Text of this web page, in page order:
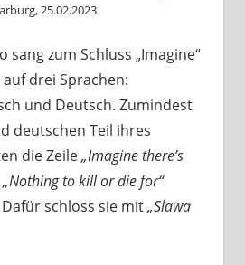
25.02.2023
sang zum Schluss „Imagine“
drei Sprachen:
und Deutsch. Zumindest
deutschen Teil ihres
die Zeile„Imagine there’s
„Nothing to kill or die for“
schloss sie mit„Slawa